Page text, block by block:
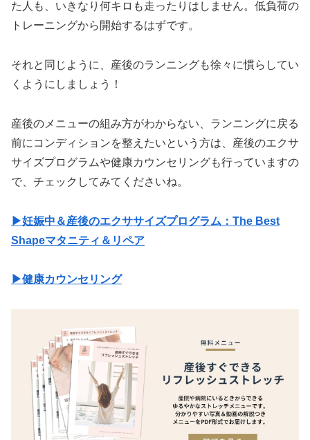
た人も、いきなり何キロも走ったりはしません。低負荷の
トレーニングから開始するはずです。
それと同じように、産後のランニングも徐々に慣らしてい
くようにしましょう！
産後のメニューの組み方がわからない、ランニングに戻る
前にコンディションを整えたいという方は、産後のエクサ
サイズプログラムや健康カウンセリングも行っていますの
で、チェックしてみてくださいね。
▶妊娠中＆産後のエクササイズプログラム：The Best
Shapeマタニティ＆リペア
▶健康カウンセリング